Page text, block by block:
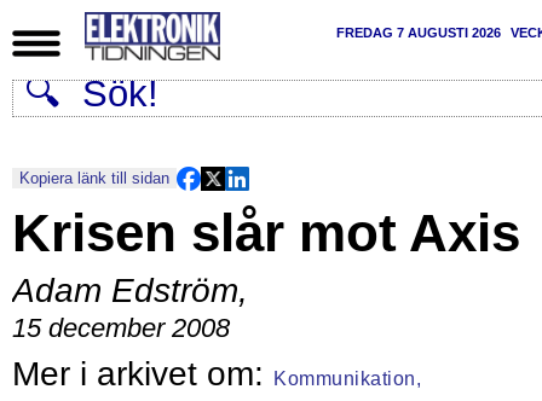
FREDAG 7 AUGUSTI 2026
Kopiera länk till sidan
Krisen slår mot Axis
Adam Edström,
15 december 2008
Kommunikation,